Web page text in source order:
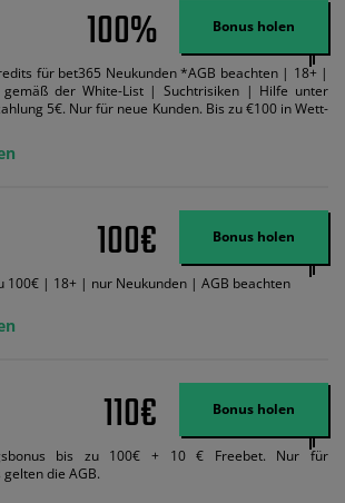
100% Bonus holen
für bet365 Neukunden *AGB beachten | 18+ |
gemäß der White-List | Suchtrisiken | Hilfe unter
5€. Nur für neue Kunden. Bis zu €100 in Wett-
die entsprechende qualifizierende Einzahlung in
qualifizierende Wetten im gleichen Wert platzieren
die AGB, Zeitlimits und Ausnahmen. Der Bonus-
während der Anmeldung benutzt werden, jedoch
in keinster Weise.
100€ Bonus holen
100€ | 18+ | nur Neukunden | AGB beachten
110€ Bonus holen
bis zu 100€ + 10 € Freebet. Nur für
die AGB.